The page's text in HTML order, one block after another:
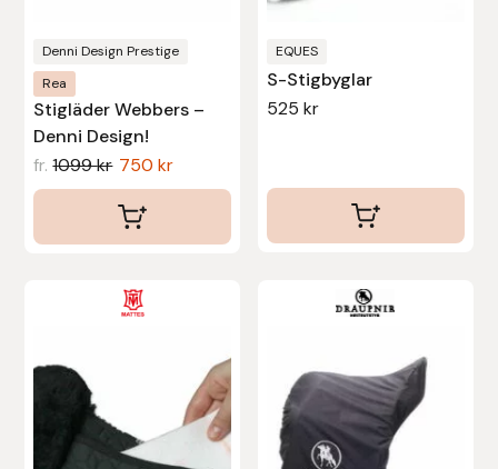
Denni Design Prestige
Rea
Stigläder Webbers –
Denni Design!
fr. 1099kr 750kr
produktsidan
EQUES
S-Stigbyglar
525 kr
produktsidan
produkten
varianter.
Uhip
Uvex
Vals
Wintec